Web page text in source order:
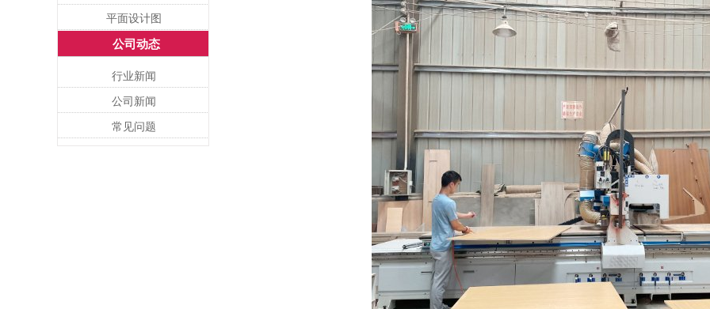
平面设计图
公司动态
行业新闻
公司新闻
常见问题